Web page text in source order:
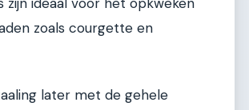
zoals courgette en
later met de gehele